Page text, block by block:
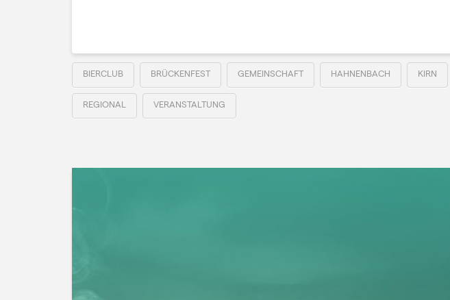
BIERCLUB BRÜCKENFEST GEMEINSCHAFT HAHNENBACH KIRN
REGIONAL VERANSTALTUNG